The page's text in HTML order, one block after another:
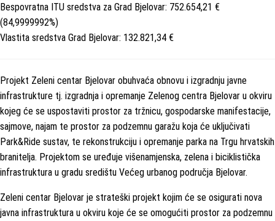
Bespovratna ITU sredstva za Grad Bjelovar: 752.654,21 €
(84,9999992%)
Vlastita sredstva Grad Bjelovar: 132.821,34 €
Projekt Zeleni centar Bjelovar obuhvaća obnovu i izgradnju javne
infrastrukture tj. izgradnja i opremanje Zelenog centra Bjelovar u okviru
kojeg će se uspostaviti prostor za tržnicu, gospodarske manifestacije,
sajmove, najam te prostor za podzemnu garažu koja će uključivati
Park&Ride sustav, te rekonstrukciju i opremanje parka na Trgu hrvatskih
branitelja. Projektom se uređuje višenamjenska, zelena i biciklistička
infrastruktura u gradu središtu Većeg urbanog područja Bjelovar.
Zeleni centar Bjelovar je strateški projekt kojim će se osigurati nova
javna infrastruktura u okviru koje će se omogućiti prostor za podzemnu